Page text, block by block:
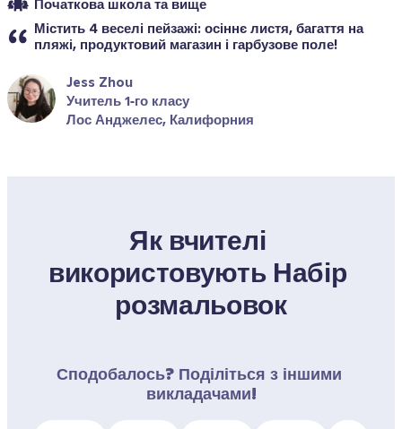
Початкова школа та вище
Містить 4 веселі пейзажі: осіннє листя, багаття на
пляжі, продуктовий магазин і гарбузове поле!
Jess Zhou
Учитель 1‑го класу
Лос Анджелес, Калифорния
Як вчителі
використовують Набір
розмальовок
Сподобалось? Поділіться з іншими
викладачами!